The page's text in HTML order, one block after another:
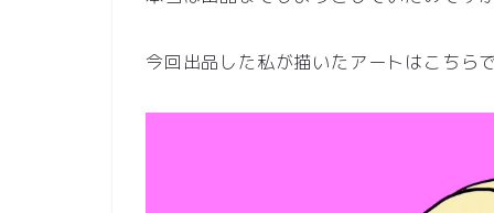
今回出品した私が描いたアートはこちら